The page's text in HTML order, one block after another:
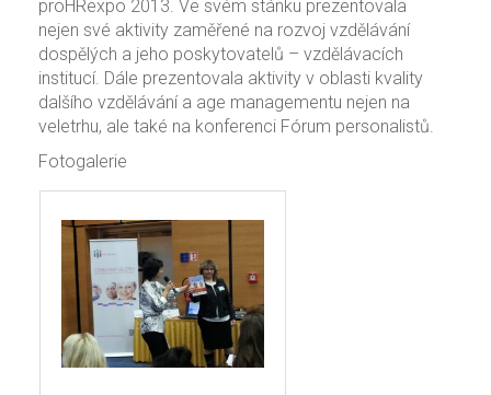
proHRexpo 2013. Ve svém stánku prezentovala
nejen své aktivity zaměřené na rozvoj vzdělávání
dospělých a jeho poskytovatelů – vzdělávacích
institucí. Dále prezentovala aktivity v oblasti kvality
dalšího vzdělávání a age managementu nejen na
veletrhu, ale také na konferenci Fórum personalistů.
Fotogalerie